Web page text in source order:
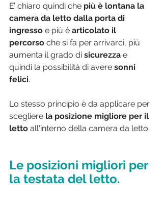
E’ chiaro quindi che più è lontana la
camera da letto dalla porta di
ingresso e più è articolato il
percorso che si fa per arrivarci, più
aumenta il grado di sicurezza e
quindi la possibilità di avere sonni
felici.
Lo stesso principio è da applicare per
scegliere la posizione migliore per il
letto all'interno della camera da letto.
Le posizioni migliori per
la testata del letto.